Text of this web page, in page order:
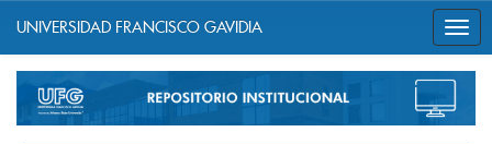
navigation
UNIVERSIDAD FRANCISCO GAVIDIA